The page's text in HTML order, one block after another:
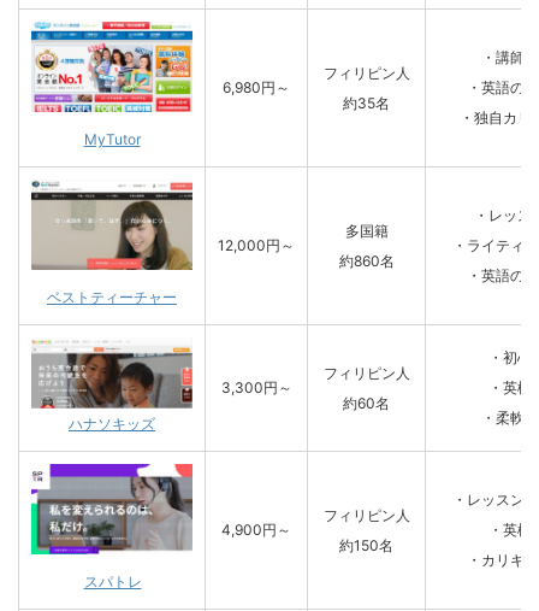
MyTutor
6,980円～
フィリピン人
約35名
・講師
・英語の
・独自カ
ベストティーチャー
12,000円～
多国籍
約860名
・レッ
・ライティ
・英語の
ハナソキッズ
3,300円～
フィリピン人
約60名
・初心
・英検
・柔軟
スパトレ
4,900円～
フィリピン人
約150名
・レッスン
・英検
・カリキ